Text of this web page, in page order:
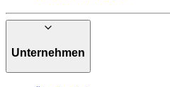
Unternehmen